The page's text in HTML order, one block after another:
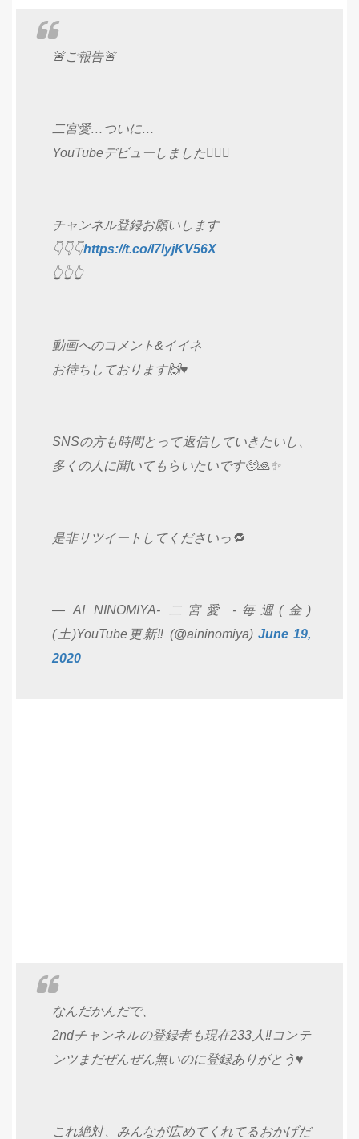
🚨ご報告🚨
二宮愛…ついに…
YouTubeデビューしました🙋‍♀️✨
チャンネル登録お願いします
👇👇👇https://t.co/l7IyjKV56X
👆👆👆
動画へのコメント&イイネ
お待ちしております🙌♥️
SNSの方も時間とって返信していきたいし、
多くの人に聞いてもらいたいです🥺🙏✨
是非リツイートしてくださいっ🔁
— AI NINOMIYA- 二宮愛 -毎週(金)
(土)YouTube更新‼️ (@aininomiya)June 19,
2020
なんだかんだで、
2ndチャンネルの登録者も現在233人‼️コンテ
ンツまだぜんぜん無いのに登録ありがとう♥️
これ絶対、みんなが広めてくれてるおかげだ